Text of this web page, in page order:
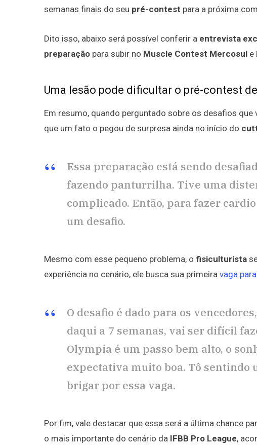
semanas finais do seu pré-contest para a próxima
Dito isso, abaixo será possível conferir a entrevista
preparação para subir no Muscle Contest Mercosul e
Uma lesão pode dificultar o pré-contest
Em resumo, quando perguntado sobre os desafios
que um fato o pegou de surpresa ainda no início do
Essa preparação está sendo
fazendo panturrilha. Tive uma
complicado. Então, para fazer
um desafio.
Mesmo com esse pequeno problema, o fisiculturista
experiência no cenário, ele busca sua primeira vaga
O desafio é dado para os
daqui a 7 semanas, vai ser difícil
Olympia é um passo bem alto, o
expectativa muito boa. Tô
brigar por essa vaga.
Por fim, vale destacar que essa será a última chance
o mais importante do cenário da IFBB Pro League,